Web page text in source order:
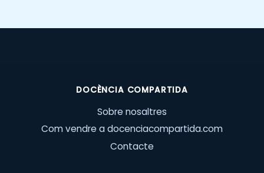
DOCÈNCIA COMPARTIDA
Sobre nosaltres
Com vendre a docenciacompartida.com
Contacte